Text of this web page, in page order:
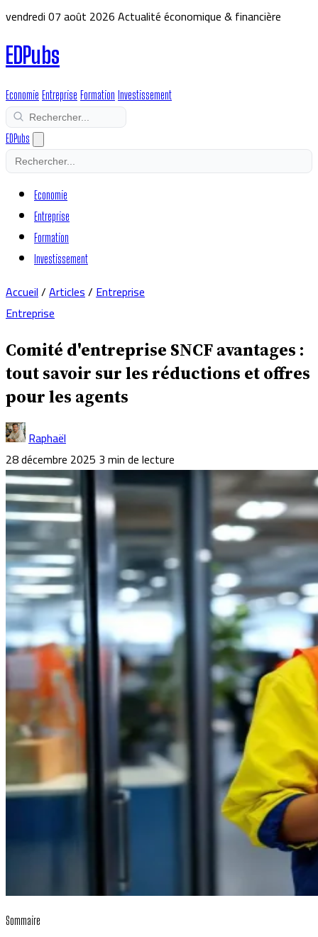
vendredi 07 août 2026Actualité économique & financière
EDPubs
Economie Entreprise Formation Investissement
EDPubs
Economie
Entreprise
Formation
Investissement
Accueil/Articles/Entreprise
Entreprise
Comité d'entreprise SNCF avantages :
tout savoir sur les réductions et offres
pour les agents
Raphaël
28 décembre 2025 3 min de lecture
Sommaire